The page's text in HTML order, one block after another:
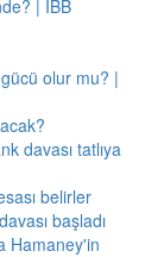
| İBB
olur mu? |
davası tatlıya
belirler
başladı
Hamaney'in